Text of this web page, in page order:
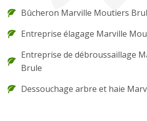
Bûcheron Marville Moutiers
Entreprise élagage Marville
Entreprise de débroussaillage
Brule
Dessouchage arbre et haie